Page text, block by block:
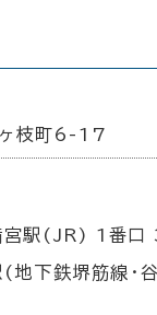
枝町6-17
宮駅(JR) 1番口
(地下鉄堺筋線･